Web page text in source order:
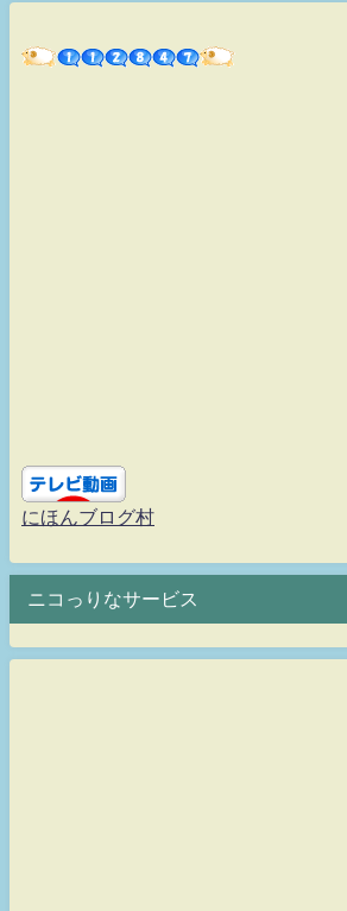
にほんブログ村
ニコっりなサービス